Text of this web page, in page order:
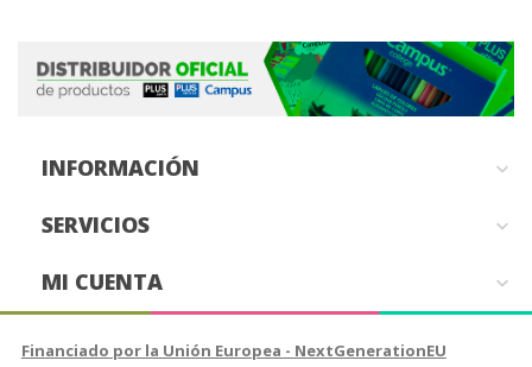
INFORMACIÓN 
SERVICIOS 
MI CUENTA 
Financiado por la Unión Europea - NextGenerationEU